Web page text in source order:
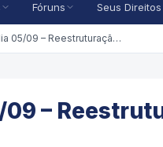
Fóruns Seus Direitos
ASMETRO-SN em Brasília 05/09 – Reestruturação de Carreira no âmbito do INMETRO.
–